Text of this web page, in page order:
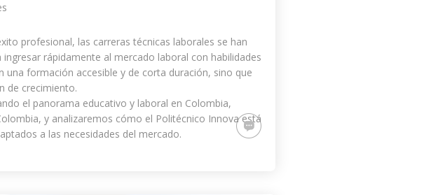
profesional, las carreras técnicas laborales se han
rápidamente al mercado laboral con habilidades
formación accesible y de corta duración, sino que
de crecimiento.
el panorama educativo y laboral en Colombia,
y analizaremos cómo el Politécnico Innova está
a las necesidades del mercado.